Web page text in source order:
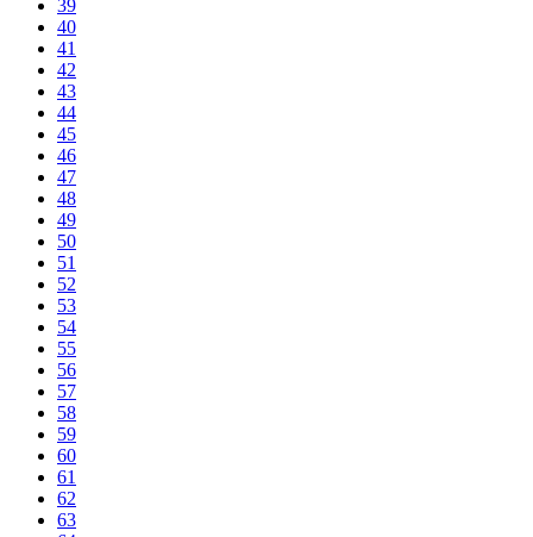
39
40
41
42
43
44
45
46
47
48
49
50
51
52
53
54
55
56
57
58
59
60
61
62
63